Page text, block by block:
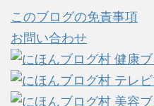
このブログの免責事項
お問い合わせ